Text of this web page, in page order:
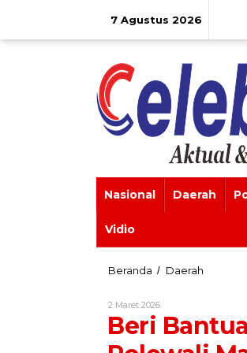
7 Agustus 2026
Nasional Daerah
Vidio
Beranda / Daerah
Galung
2 Maret 2026Oleh
Celebes
Beri